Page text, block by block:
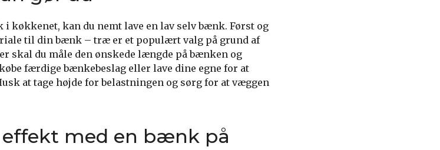
køkkenet, kan du nemt lave en lav selv bænk. Først og
til din bænk – træ er et populært valg på grund af
skal du måle den ønskede længde på bænken og
færdige bænkebeslag eller lave dine egne for at
at tage højde for belastningen og sørg for at væggen
med en bænk på